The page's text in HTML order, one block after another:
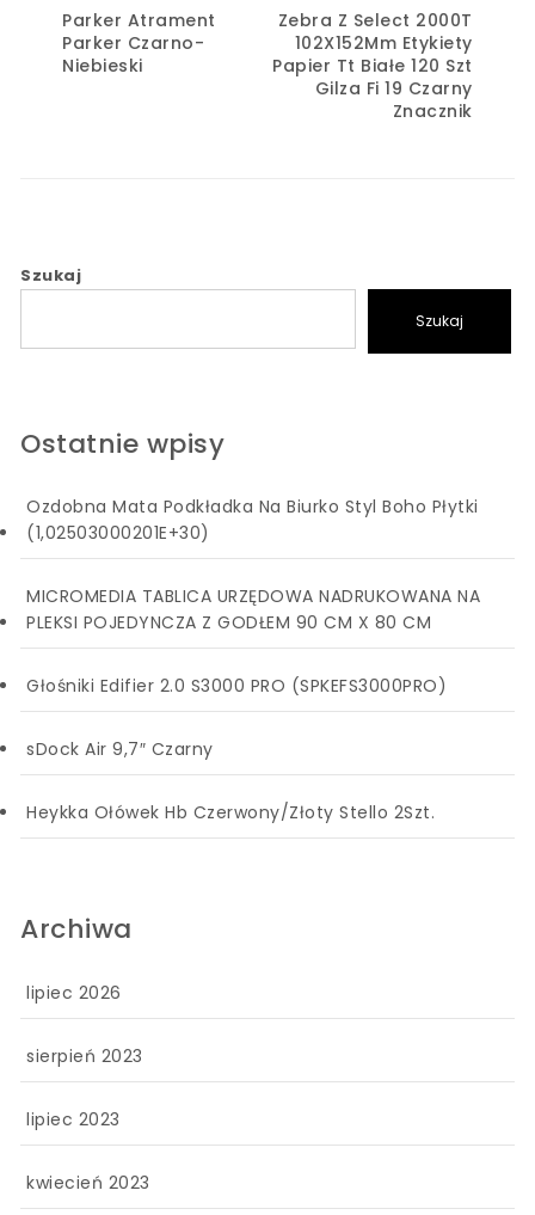
Parker Atrament
Parker Czarno-
Niebieski
Zebra Z Select 2000T
102X152Mm Etykiety
Papier Tt Białe 120 Szt
Gilza Fi 19 Czarny
Znacznik
Szukaj
Szukaj
Ostatnie wpisy
Ozdobna Mata Podkładka Na Biurko Styl Boho Płytki
(1,02503000201E+30)
MICROMEDIA TABLICA URZĘDOWA NADRUKOWANA NA
PLEKSI POJEDYNCZA Z GODŁEM 90 CM X 80 CM
Głośniki Edifier 2.0 S3000 PRO (SPKEFS3000PRO)
sDock Air 9,7″ Czarny
Heykka Ołówek Hb Czerwony/Złoty Stello 2Szt.
Archiwa
lipiec 2026
sierpień 2023
lipiec 2023
kwiecień 2023